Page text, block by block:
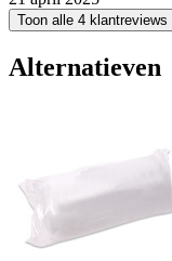
Toon alle 4
Alternatieven